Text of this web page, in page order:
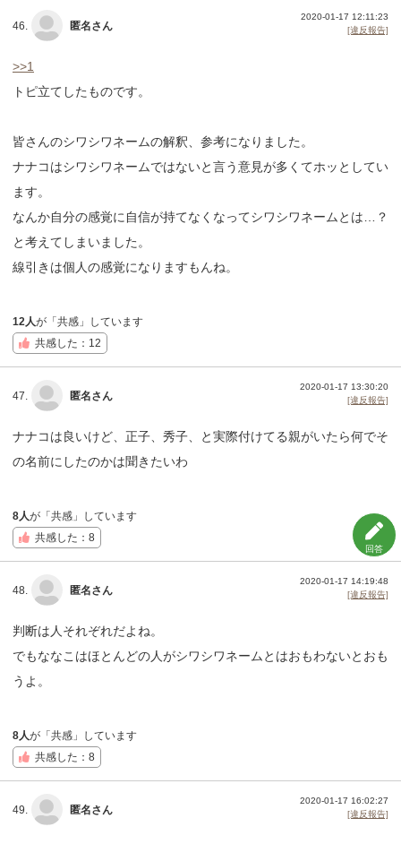
回答
46. 匿名さん
2020-01-17 12:11:23
[違反報告]
>>1
トピ立てしたものです。
皆さんのシワシワネームの解釈、参考になりました。
ナナコはシワシワネームではないと言う意見が多くてホッとしてい
ます。
なんか自分の感覚に自信が持てなくなってシワシワネームとは…？
と考えてしまいました。
線引きは個人の感覚になりますもんね。
12人が「共感」しています
共感した：12
47. 匿名さん
2020-01-17 13:30:20
[違反報告]
ナナコは良いけど、正子、秀子、と実際付けてる親がいたら何でそ
の名前にしたのかは聞きたいわ
8人が「共感」しています
共感した：8
48. 匿名さん
2020-01-17 14:19:48
[違反報告]
判断は人それぞれだよね。
でもななこはほとんどの人がシワシワネームとはおもわないとおも
うよ。
8人が「共感」しています
共感した：8
49. 匿名さん
2020-01-17 16:02:27
[違反報告]